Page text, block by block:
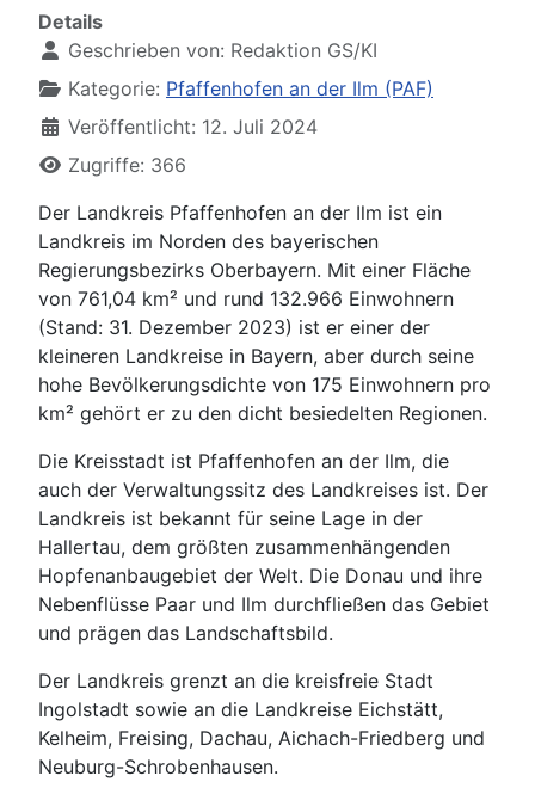
Details
Geschrieben von: Redaktion GS/KI
Kategorie: Pfaffenhofen an der Ilm (PAF)
Veröffentlicht: 12. Juli 2024
Zugriffe: 366
Der Landkreis Pfaffenhofen an der Ilm ist ein
Landkreis im Norden des bayerischen
Regierungsbezirks Oberbayern. Mit einer Fläche
von 761,04 km² und rund 132.966 Einwohnern
(Stand: 31. Dezember 2023) ist er einer der
kleineren Landkreise in Bayern, aber durch seine
hohe Bevölkerungsdichte von 175 Einwohnern pro
km² gehört er zu den dicht besiedelten Regionen.
Die Kreisstadt ist Pfaffenhofen an der Ilm, die
auch der Verwaltungssitz des Landkreises ist. Der
Landkreis ist bekannt für seine Lage in der
Hallertau, dem größten zusammenhängenden
Hopfenanbaugebiet der Welt. Die Donau und ihre
Nebenflüsse Paar und Ilm durchfließen das Gebiet
und prägen das Landschaftsbild.
Der Landkreis grenzt an die kreisfreie Stadt
Ingolstadt sowie an die Landkreise Eichstätt,
Kelheim, Freising, Dachau, Aichach-Friedberg und
Neuburg-Schrobenhausen.